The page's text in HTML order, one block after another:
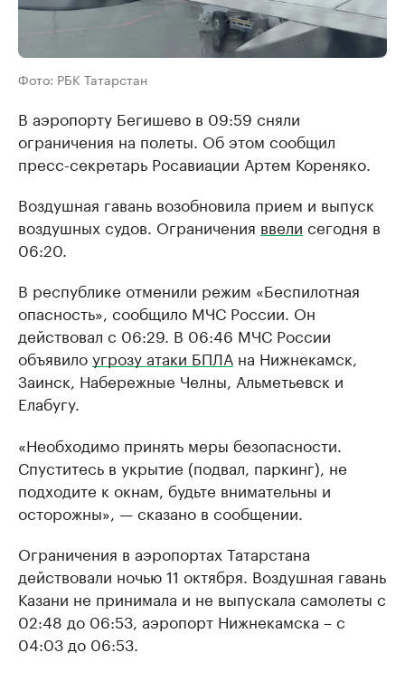
Фото: РБК Татарстан
В аэропорту Бегишево в 09:59 сняли
ограничения на полеты. Об этом сообщил
пресс-секретарь Росавиации Артем Кореняко.
Воздушная гавань возобновила прием и выпуск
воздушных судов. Ограничения ввели сегодня в
06:20.
В республике отменили режим «Беспилотная
опасность», сообщило МЧС России. Он
действовал с 06:29. В 06:46 МЧС России
объявилоугрозу атаки БПЛА на Нижнекамск,
Заинск, Набережные Челны, Альметьевск и
Елабугу.
«Необходимо принять меры безопасности.
Спуститесь в укрытие (подвал, паркинг), не
подходите к окнам, будьте внимательны и
осторожны», — сказано в сообщении.
Ограничения в аэропортах Татарстана
действовали ночью 11 октября. Воздушная гавань
Казани не принимала и не выпускала самолеты с
02:48 до 06:53, аэропорт Нижнекамска – с
04:03 до 06:53.